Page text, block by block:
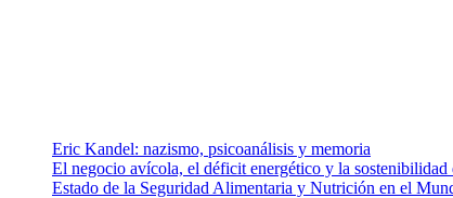
Eric Kandel: nazismo, psicoanálisis y memoria
El negocio avícola, el déficit energético y la
Estado de la Seguridad Alimentaria y Nutrición en el